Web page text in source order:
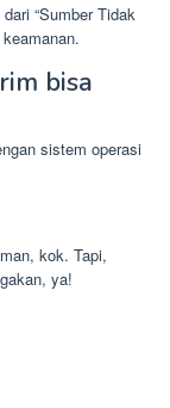
“Sumber Tidak
bisa
sistem operasi
kok. Tapi,
ya!